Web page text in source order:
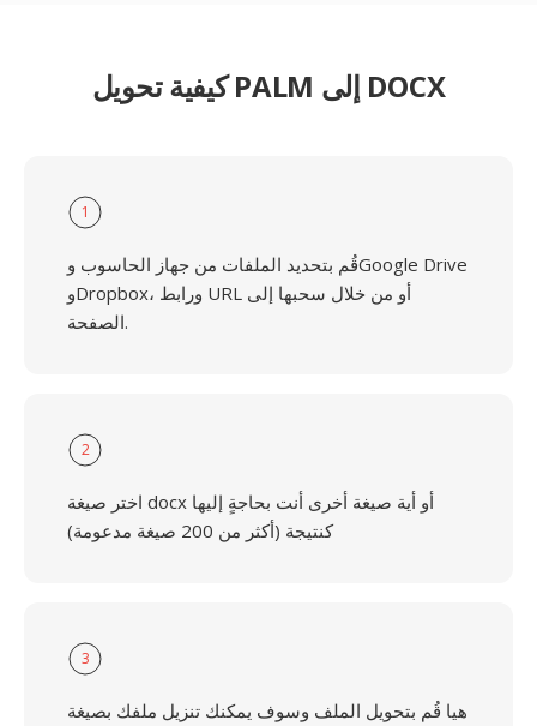
كيفية تحويل PALM إلى DOCX
1
قُم بتحديد الملفات من جهاز الحاسوب وGoogle Drive
وDropbox، ورابط URL أو من خلال سحبها إلى
الصفحة.
2
اختر صيغة docx أو أية صيغة أخرى أنت بحاجةٍ إليها
كنتيجة (أكثر من 200 صيغة مدعومة)
3
هيا قُم بتحويل الملف وسوف يمكنك تنزيل ملفك بصيغة